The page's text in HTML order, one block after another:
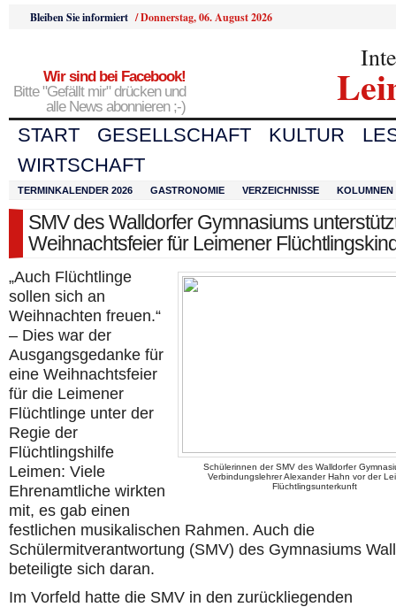
Bleiben Sie informiert /Donnerstag, 06. August 2026
Wir sind bei Facebook!
Bitte "Gefällt mir" drücken und
alle News abonnieren ;-)
START GESELLSCHAFT KULTUR
WIRTSCHAFT
TERMINKALENDER 2026 GASTRONOMIE VERZEICHNISSE KOLUMNEN
SMV des Walldorfer Gymnasiums
Weihnachtsfeier für Leimener
Schülerinnen der SMV des Walldorfer
Verbindungslehrer Alexander Hahn vor der
Flüchtlingsunterkunft
„Auch Flüchtlinge
sollen sich an
Weihnachten freuen.“
– Dies war der
Ausgangsgedanke für
eine Weihnachtsfeier
für die Leimener
Flüchtlinge unter der
Regie der
Flüchtlingshilfe
Leimen: Viele
Ehrenamtliche wirkten
mit, es gab einen
festlichen musikalischen Rahmen. Auch die
Schülermitverantwortung (SMV) des Gymnasiums
beteiligte sich daran.
Im Vorfeld hatte die SMV in den zurückliegenden